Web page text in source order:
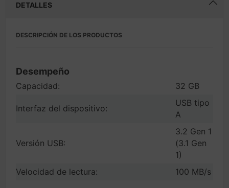
DETALLES
DESCRIPCIÓN DE LOS PRODUCTOS
Desempeño
Capacidad: 32 GB
Interfaz del dispositivo:
USB tipo
A
Versión USB:
3.2 Gen 1
(3.1 Gen
1)
Velocidad de lectura:
100 MB/s